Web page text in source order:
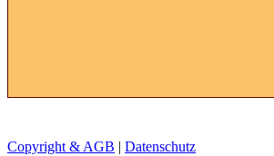
Copyright & AGB | Datenschutz